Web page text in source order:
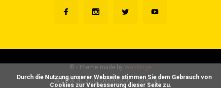
ALGEMENE VOORWAARDEN Sitemap
© - Theme made by Webdinge
Cookies zur Verbesserung dieser Seite zu.